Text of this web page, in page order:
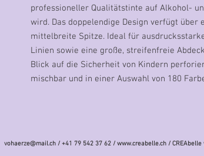
professioneller Qualitätstinte auf Alkohol-
wird. Das doppelendige Design verfügt über
mittelbreite Spitze. Ideal für
Linien sowie eine große, streifenfreie
Blick auf die Sicherheit von Kindern
mischbar und in einer Auswahl von 180
vohaerze@mail.ch / +41 79 542 37 62 / www.creabelle.ch / CREAbelle